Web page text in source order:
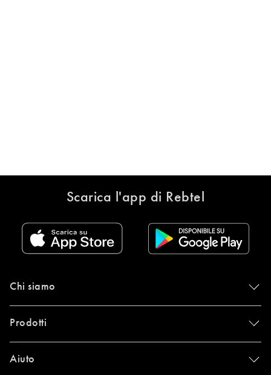
Scarica l'app di Rebtel
Chi siamo
Prodotti
Aiuto